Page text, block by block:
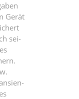
Gerät
sei­